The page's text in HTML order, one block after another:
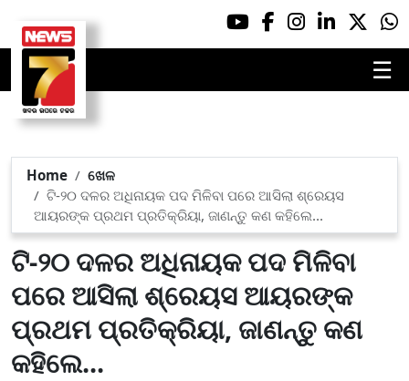
☰
Home
ଖେଳ
ଟି-୨୦ ଦଳର ଅଧିନାୟକ ପଦ ମିଳିବା ପରେ ଆସିଲା ଶ୍ରେୟସ
ଆୟରଙ୍କ ପ୍ରଥମ ପ୍ରତିକ୍ରିୟା, ଜାଣନ୍ତୁ କଣ କହିଲେ...
ଟି-୨୦ ଦଳର ଅଧିନାୟକ ପଦ ମିଳିବା
ପରେ ଆସିଲା ଶ୍ରେୟସ ଆୟରଙ୍କ
ପ୍ରଥମ ପ୍ରତିକ୍ରିୟା, ଜାଣନ୍ତୁ କଣ
କହିଲେ...